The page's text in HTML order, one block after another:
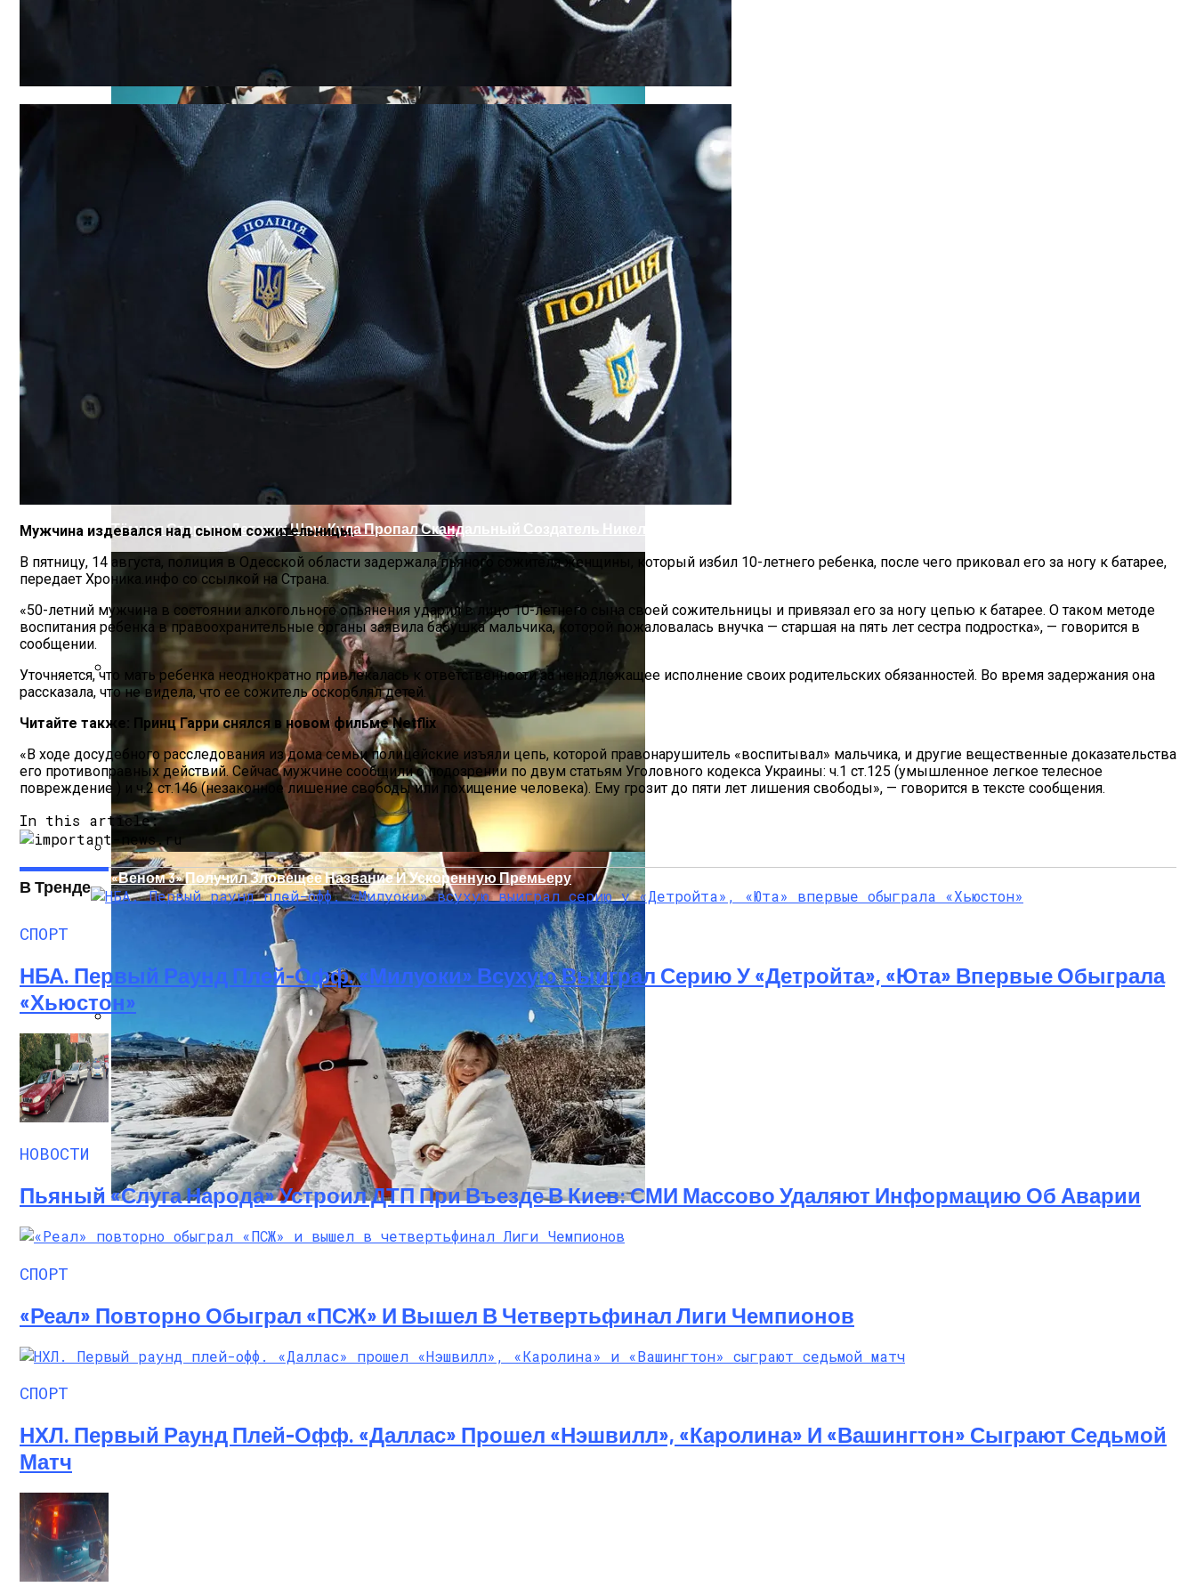
Под Киевом Мотоцикл Влетел В Легковушку: Двое Погибших
Прокурор Хмельницкой Области Умер От Осложнений Коронавируса
В Египте Госпитализировали 5-Летнюю Украинку С Признаками Изнасилования: Мать Отрицает Насилие
Дуэт Из Украины Выступит На Легендарном Фестивале Coachella
Тёмная Сторона Детских Шоу: Куда Пропал Скандальный Создатель Никелодеона
«Веном 3» Получил Зловещее Название И Ускоренную Премьеру
Семейное Наследие: Кейт Хадсон Хранит Свои Наряды Для Дочери Рани
Мужчина издевался над сыном сожительницы.
В пятницу, 14 августа, полиция в Одесской области задержала пьяного сожителя женщины, который избил 10-летнего ребенка, после чего приковал его за ногу к батарее,
передает Хроника.инфо со ссылкой на Страна.
«50-летний мужчина в состоянии алкогольного опьянения ударил в лицо 10-летнего сына своей сожительницы и привязал его за ногу цепью к батарее. О таком методе
воспитания ребенка в правоохранительные органы заявила бабушка мальчика, которой пожаловалась внучка — старшая на пять лет сестра подростка», — говорится в
сообщении.
Уточняется, что мать ребенка неоднократно привлекалась к ответственности за ненадлежащее исполнение своих родительских обязанностей. Во время задержания она
рассказала, что не видела, что ее сожитель оскорблял детей.
Читайте также: Принц Гарри снялся в новом фильме Netflix
«В ходе досудебного расследования из дома семьи полицейские изъяли цепь, которой правонарушитель «воспитывал» мальчика, и другие вещественные доказательства
его противоправных действий. Сейчас мужчине сообщили о подозрении по двум статьям Уголовного кодекса Украины: ч.1 ст.125 (умышленное легкое телесное
повреждение ) и ч.2 ст.146 (незаконное лишение свободы или похищение человека). Ему грозит до пяти лет лишения свободы», — говорится в тексте сообщения.
In this article:
В Тренде
СПОРТ
НБА. Первый Раунд Плей-Офф. «Милуоки» Всухую Выиграл Серию У «Детройта», «Юта» Впервые Обыграла
«Хьюстон»
НОВОСТИ
Пьяный «слуга Народа» Устроил ДТП При Въезде В Киев: СМИ Массово Удаляют Информацию Об Аварии
СПОРТ
«Реал» Повторно Обыграл «ПСЖ» И Вышел В Четвертьфинал Лиги Чемпионов
СПОРТ
НХЛ. Первый Раунд Плей-Офф. «Даллас» Прошел «Нэшвилл», «Каролина» И «Вашингтон» Сыграют Седьмой
Матч